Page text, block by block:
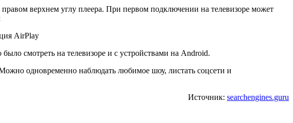
верхнем углу плеера. При первом подключении на телевизоре может
смотреть на телевизоре и с устройствами на Android.
одновременно наблюдать любимое шоу, листать соцсети и
Источник: searchengines.guru